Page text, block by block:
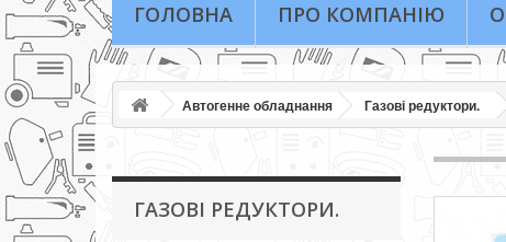
ГОЛОВНА ПРО КОМПАНІЮ
Автогенне обладнання Газові редуктори.
ГАЗОВІ РЕДУКТОРИ.